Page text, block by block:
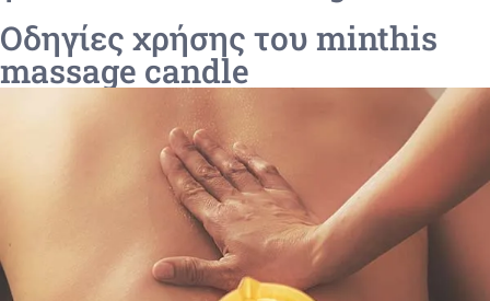
Οδηγίες χρήσης του minthis
massage candle